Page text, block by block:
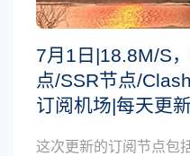
7月1日|18.8M/S
点/SSR节点/
订阅机场|每天更
这次更新的订阅节点包